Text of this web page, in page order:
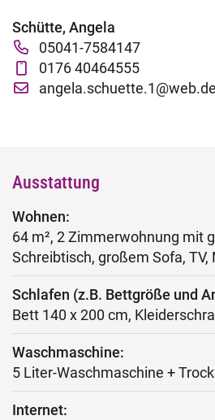
Wiederholerlehrgang
Klausuren - Level 2
Schütte, Angela
05041-7584147
0176 40464555
angela.schuette.1@web.de
Ausstattung
Wohnen:
64 m², 2 Zimmerwohnung mit
Schreibtisch, großem Sofa, TV,
Schlafen (z.B. Bettgröße und
Bett 140 x 200 cm,
Waschmaschine:
5 Liter-Waschmaschine +
Internet: